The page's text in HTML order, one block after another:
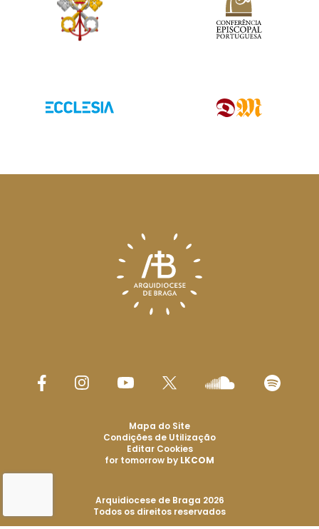
Arquidiocese de Braga 2026
Todos os direitos reservados
Mapa do Site
Condições de Utilização
Editar Cookies
for tomorrow by LKCOM